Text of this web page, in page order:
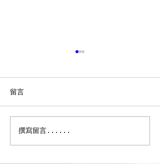
軟包裝印刷的裡刷與表刷
留言
撰寫留言......